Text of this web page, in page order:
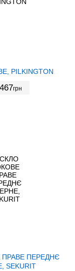
PILKINGTON
грн
ПЕРЕДНЄ
SEKURIT